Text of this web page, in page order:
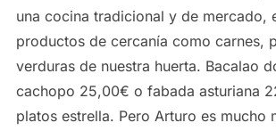
una cocina tradicional y de mercado,
productos de cercanía como carnes,
verduras de nuestra huerta. Bacalao
cachopo 25,00€ o fabada asturiana
platos estrella. Pero Arturo es mucho